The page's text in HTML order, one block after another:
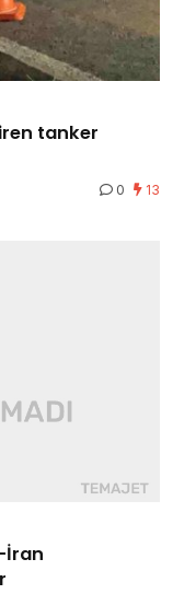
tanker
0 13
İran